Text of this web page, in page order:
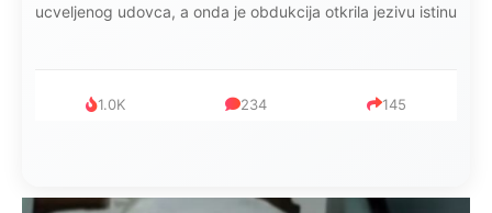
mijenjala: Jedno jutro je poslao po čokoladu..
999 321 234